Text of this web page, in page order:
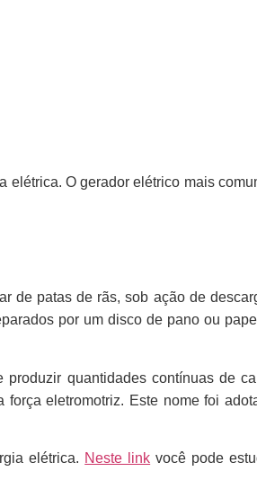
elétrica. O gerador elétrico mais
de patas de rãs, sob ação de
por um disco de pano ou
quantidades contínuas de
eletromotriz. Este nome foi
elétrica. Neste link você pode